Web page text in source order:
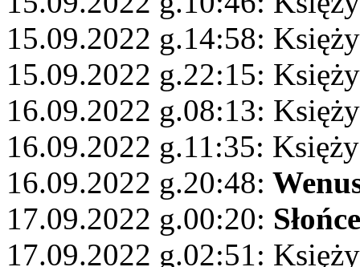
15.09.2022 g.14:58:
15.09.2022 g.22:15:
16.09.2022 g.08:13:
16.09.2022 g.11:35:
16.09.2022 g.20:48:
17.09.2022 g.00:20: Słońce
17.09.2022 g.02:51: